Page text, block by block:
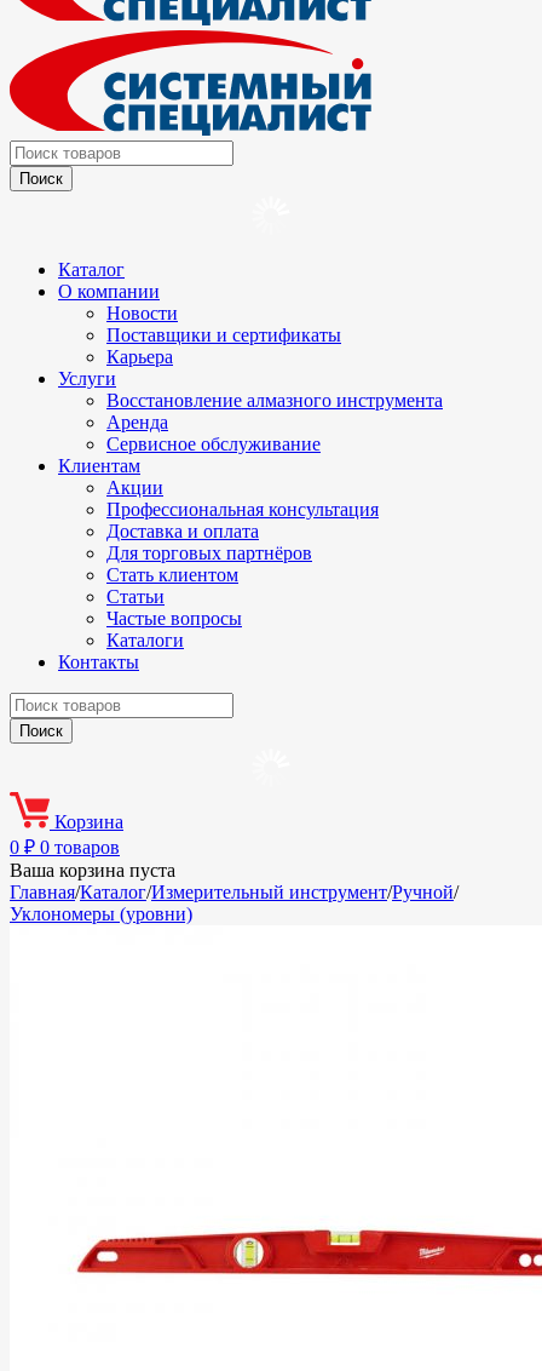
Каталог
О компании
Новости
Поставщики и сертификаты
Карьера
Услуги
Восстановление алмазного инструмента
Аренда
Сервисное обслуживание
Клиентам
Акции
Профессиональная консультация
Доставка и оплата
Для торговых партнёров
Стать клиентом
Статьи
Частые вопросы
Каталоги
Контакты
Корзина
0 ₽ 0 товаров
Ваша корзина пуста
Главная/Каталог/Измерительный инструмент/Ручной/
Уклономеры (уровни)